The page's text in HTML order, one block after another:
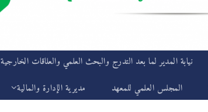
نيابة المدير لما بعد التدرج والبحث العلمي والعلاقات الخارجية
المجلس العلمي للمعهد مديرية الإدارة والمالية